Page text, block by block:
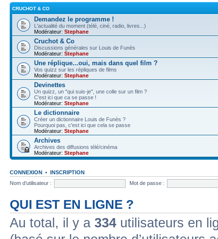
CRUCHOT & CO
Demandez le programme !
L'actualité du moment (télé, ciné, radio, livres...)
Modérateur: Stephane
Cruchot & Co
Discussions générales sur Louis de Funès
Modérateur: Stephane
Une réplique...oui, mais dans quel film ?
Vos quizz sur les répliques de films
Modérateur: Stephane
Devinettes
Un quizz, un "qui suis-je", une colle sur un film ?
C'est ici que ca se passe !
Modérateur: Stephane
Le dictionnaire
Créer un dictionnaire Louis de Funès ?
Pourquoi pas, c'est ici que cela se passe
Modérateur: Stephane
Archives
Archives des diffusions télé/cinéma
Modérateur: Stephane
CONNEXION • INSCRIPTION
Nom d’utilisateur :
Mot de passe :
QUI EST EN LIGNE ?
Au total, il y a 334 utilisateurs en